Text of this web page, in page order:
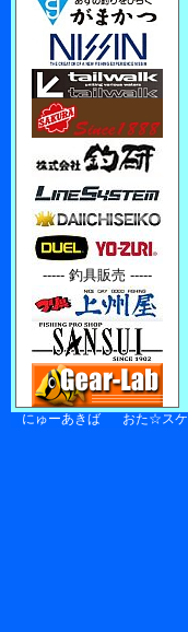
----- 釣具販売 -----
にゅーあきば おた☆スケ